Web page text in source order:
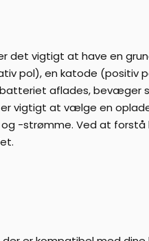
det vigtigt at have en
pol), en katode (positiv
aflades, bevæger
vigtigt at vælge en
-strømme. Ved at